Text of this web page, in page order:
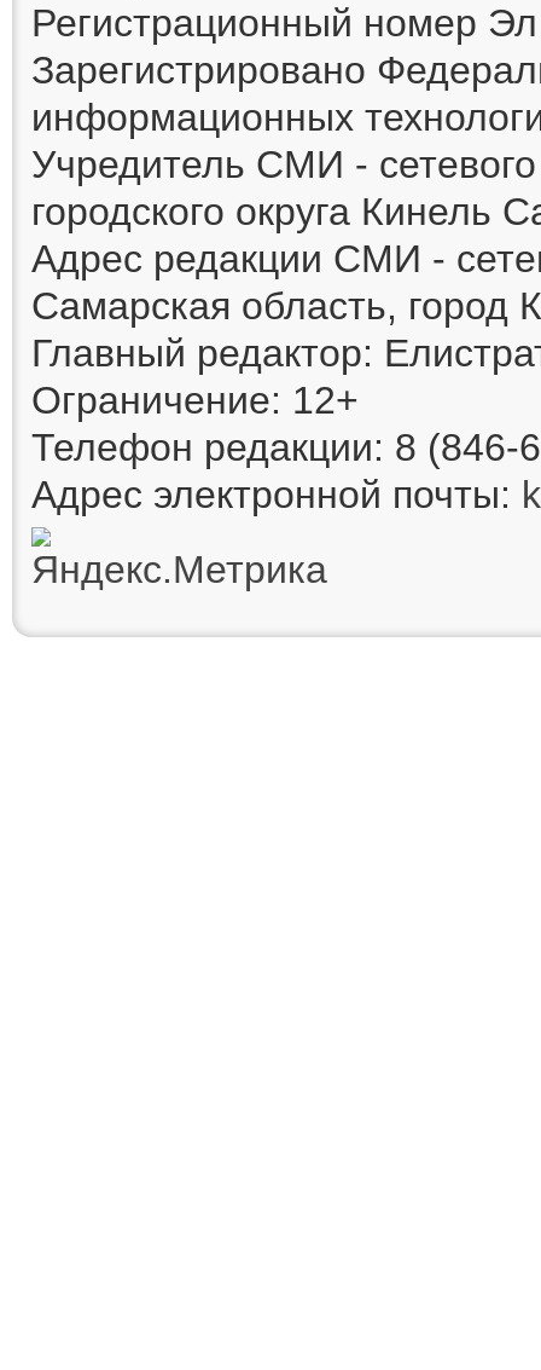
Регистрационный номер
Зарегистрировано
информационных
Учредитель СМИ -
городского округа Кинель
Адрес редакции СМИ -
Самарская область, город
Главный редактор:
Ограничение: 12+
Телефон редакции: 8 (846-
Адрес электронной почты: